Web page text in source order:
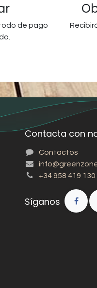
de pago
Contacta con
Contactos
+34 958 419 130
Síganos